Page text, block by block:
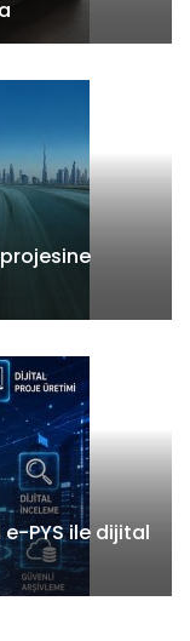
projesine
PYS ile dijital